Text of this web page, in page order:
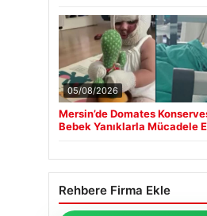
05/08/2026
Mersin’de Domates
Bebek Yanıklarla Mücadele
Rehbere Firma Ekle